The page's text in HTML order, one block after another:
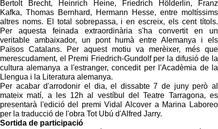
Bertolt Brecht, Heinrich Heine, Friedrich Hölderlin, Franz
Kafka, Thomas Bernhard, Hermann Hesse, entre moltíssims
altres noms. El total sobrepassa, i en escreix, els cent títols.
Per aquesta feinada extraordinària s'ha convertit en un
veritable ambaixador, un pont humà entre Alemanya i els
Països Catalans. Per aquest motiu va merèixer, més que
merescudament, el Premi Friedrich-Gundolf per la difusió de la
cultura alemanya a l'estranger, concedit per l'Acadèmia de la
Llengua i la Literatura alemanya.
Per acabar d'arrodonir el dia, el dissabte 7 de juny però al
mateix matí, a les 12h al vestíbul del Teatre Tarragona, es
presentarà l'edició del premi Vidal Alcover a Marina Laboreo
per la traducció de l'obra Tot Ubú d'Alfred Jarry.
Sortida de participació